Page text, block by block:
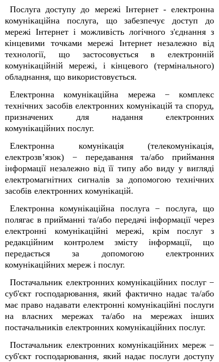
Послуга доступу до мережі Інтернет - електронна
комунікаційна послуга, що забезпечує доступ до
мережі Інтернет і можливість логічного з'єднання з
кінцевими точками мережі Інтернет незалежно від
технології, що застосовується в електронній
комунікаційній мережі, і кінцевого (термінального)
обладнання, що використовується.
Електронна комунікаційна мережа − комплекс
технічних засобів електронних комунікацій та споруд,
призначених для надання електронних
комунікаційних послуг.
Електронна комунікація (телекомунікація,
електрозв’язок) − передавання та/або приймання
інформації незалежно від її типу або виду у вигляді
електромагнітних сигналів за допомогою технічних
засобів електронних комунікацій.
Електронна комунікаційна послуга − послуга, що
полягає в прийманні та/або передачі інформації через
електронні комунікаційні мережі, крім послуг з
редакційним контролем змісту інформації, що
передається за допомогою електронних
комунікаційних мереж і послуг.
Постачальник електронних комунікаційних послуг −
суб'єкт господарювання, який фактично надає та/або
має право надавати електронні комунікаційні послуги
на власних мережах та/або на мережах інших
постачальників електронних комунікаційних послуг.
Постачальник електронних комунікаційних мереж −
суб'єкт господарювання, який надає послуги доступу